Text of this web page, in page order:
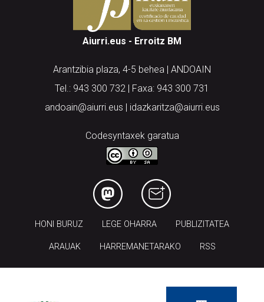
Aiurri.eus - Erroitz BM
Arantzibia plaza, 4-5 behea | ANDOAIN
Tel.: 943 300 732 | Faxa: 943 300 731
andoain@aiurri.eus | idazkaritza@aiurri.eus
Codesyntaxek garatua
HONI BURUZ LEGE OHARRA PUBLIZITATEA
ARAUAK HARREMANETARAKO RSS